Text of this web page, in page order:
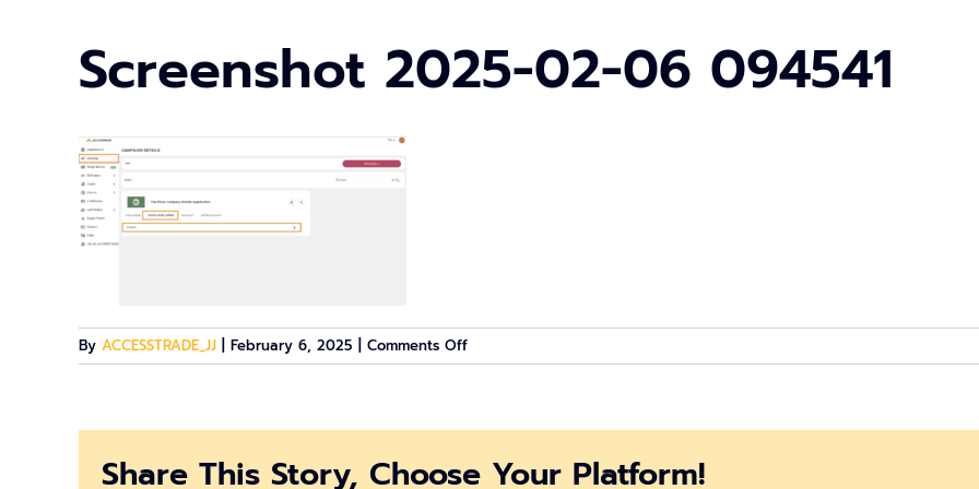
Screenshot 2025-02-06 094541
By ACCESSTRADE_JJ February 6, 2025 Comments Offon
Screenshot
094541
Share This Story, Choose Your Platform!